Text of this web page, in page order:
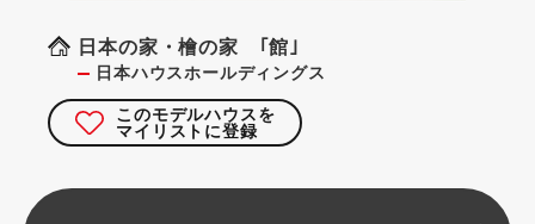
日本の家・檜の家 ｢館｣
日本ハウスホールディングス
このモデルハウスを
マイリストに登録